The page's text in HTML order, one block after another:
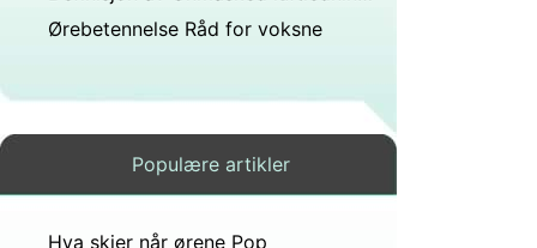
Ørebetennelse Råd for voksne
Populære artikler
Hva skjer når ørene Pop